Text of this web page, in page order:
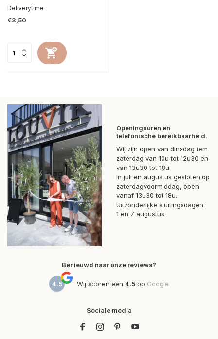
Deliverytime
€3,50
Openingsuren en
telefonische bereikbaarheid.
Wij zijn open van dinsdag tem
zaterdag van 10u tot 12u30 en
van 13u30 tot 18u.
In juli en augustus gesloten op
zaterdagvoormiddag, open
vanaf 13u30 tot 18u.
Uitzonderlijke sluitingsdagen :
1 en 7 augustus.
Benieuwd naar onze reviews?
4.5 Wij scoren een 4.5 op Google
Sociale media